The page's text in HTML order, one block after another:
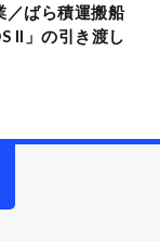
／ばら積運搬船
II」の引き渡し